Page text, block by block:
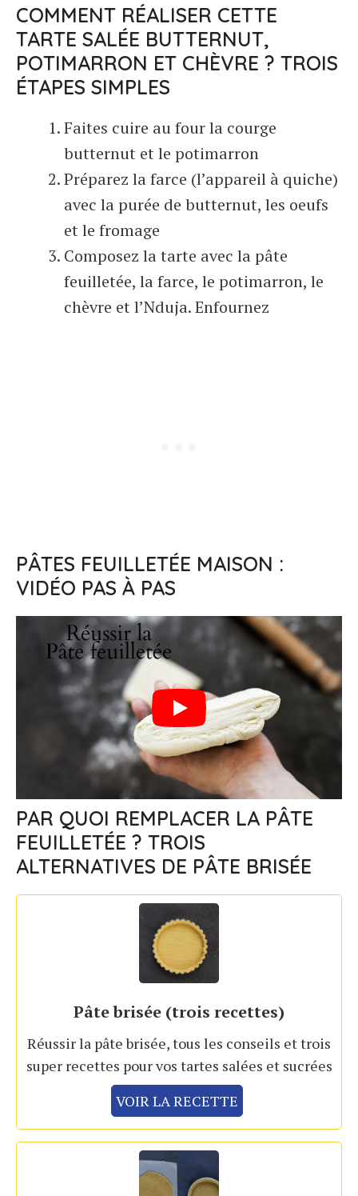
COMMENT RÉALISER CETTE
TARTE SALÉE BUTTERNUT,
POTIMARRON ET CHÈVRE ? TROIS
ÉTAPES SIMPLES
Faites cuire au four la courge
butternut et le potimarron
Préparez la farce (l’appareil à quiche)
avec la purée de butternut, les oeufs
et le fromage
Composez la tarte avec la pâte
feuilletée, la farce, le potimarron, le
chèvre et l’Nduja. Enfournez
PÂTES FEUILLETÉE MAISON :
VIDÉO PAS À PAS
PAR QUOI REMPLACER LA PÂTE
FEUILLETÉE ? TROIS
ALTERNATIVES DE PÂTE BRISÉE
Pâte brisée (trois recettes)
Réussir la pâte brisée, tous les conseils et trois
super recettes pour vos tartes salées et sucrées
VOIR LA RECETTE